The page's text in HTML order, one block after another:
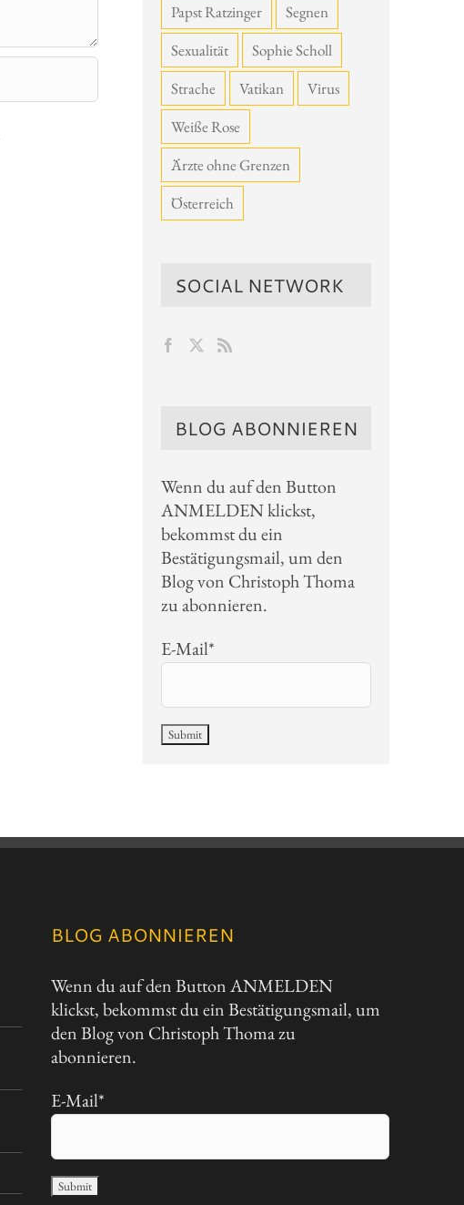
Papst Ratzinger
Segnen
Sexualität
Sophie Scholl
Strache
Vatikan
Virus
Weiße Rose
Ärzte ohne Grenzen
Österreich
SOCIAL NETWORK
BLOG ABONNIEREN
Wenn du auf den Button
ANMELDEN klickst,
bekommst du ein
Bestätigungsmail, um den
Blog von Christoph Thoma
zu abonnieren.
E-Mail*
BLOG ABONNIEREN
Wenn du auf den Button ANMELDEN
klickst, bekommst du ein Bestätigungsmail, um
den Blog von Christoph Thoma zu
abonnieren.
E-Mail*